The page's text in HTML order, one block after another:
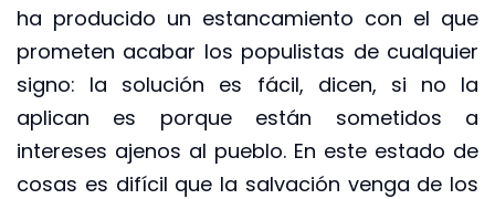
ha producido un estancamiento con el que
prometen acabar los populistas de cualquier
signo: la solución es fácil, dicen, si no la
aplican es porque están sometidos a
intereses ajenos al pueblo. En este estado de
cosas es difícil que la salvación venga de los